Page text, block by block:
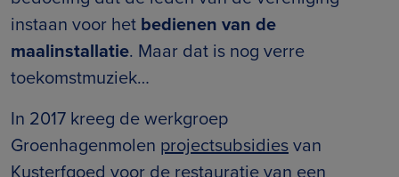
instaan voor het bedienen van de
maalinstallatie. Maar dat is nog verre
toekomstmuziek…
In 2017 kreeg de werkgroep
Groenhagenmolen projectsubsidiesvan
Kusterfgoed voor de restauratie van een